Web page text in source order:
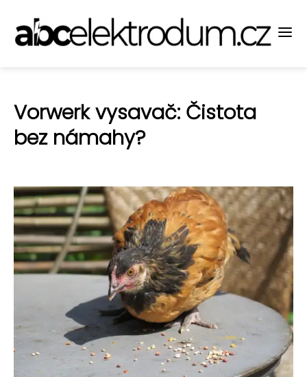
Vorwerk vysavač: Čistota
bez námahy?